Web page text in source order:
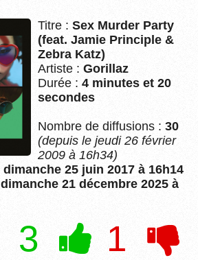
Titre : Sex Murder Party
(feat. Jamie Principle &
Zebra Katz)
Artiste : Gorillaz
Durée : 4 minutes et 20
secondes
Nombre de diffusions : 30
(depuis le jeudi 26 février
2009 à 16h34)
dimanche 25 juin 2017 à 16h14
dimanche 21 décembre 2025 à
3 1